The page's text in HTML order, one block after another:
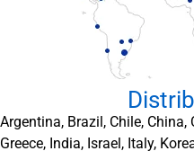
Argentina, Brazil, Chile, China,
Greece, India, Israel, Italy,